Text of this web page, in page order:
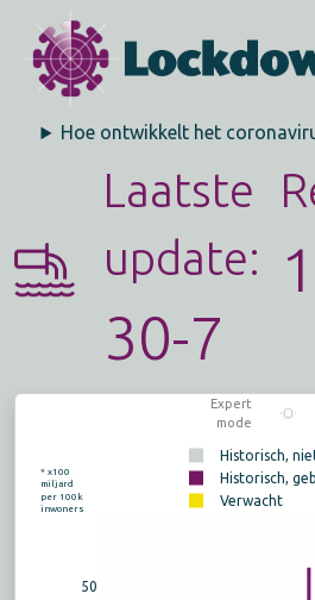
Hoe ontwikkelt het
Laatste
update:
30-7
Expert
mode
50
* x100
miljard
per 100k
inwoners
Historisch,
Historisch,
Verwacht